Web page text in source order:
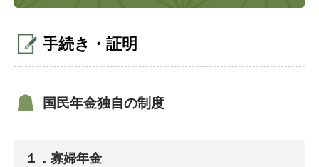
手続き・証明
国民年金独自の制度
１．寡婦年金